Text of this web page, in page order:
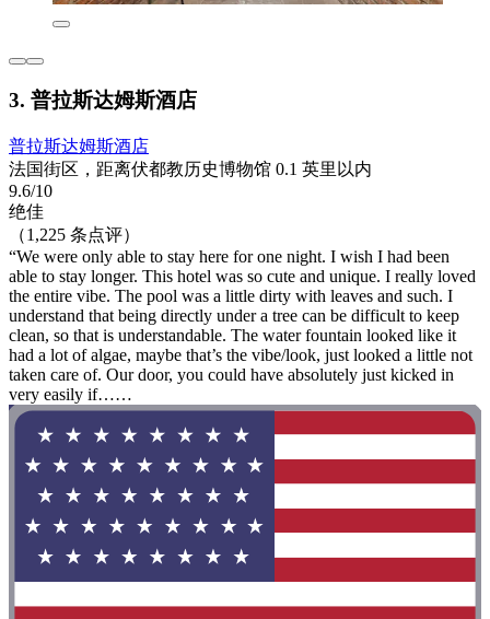
3. 普拉斯达姆斯酒店
普拉斯达姆斯酒店
法国街区，距离伏都教历史博物馆 0.1 英里以内
9.6/10
绝佳
（1,225 条点评）
“We were only able to stay here for one night. I wish I had been
able to stay longer. This hotel was so cute and unique. I really loved
the entire vibe. The pool was a little dirty with leaves and such. I
understand that being directly under a tree can be difficult to keep
clean, so that is understandable. The water fountain looked like it
had a lot of algae, maybe that’s the vibe/look, just looked a little not
taken care of. Our door, you could have absolutely just kicked in
very easily if……